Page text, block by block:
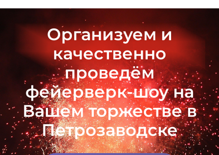
Организуем и
качественно
проведём
фейерверк-шоу на
Вашем торжестве в
Петрозаводске